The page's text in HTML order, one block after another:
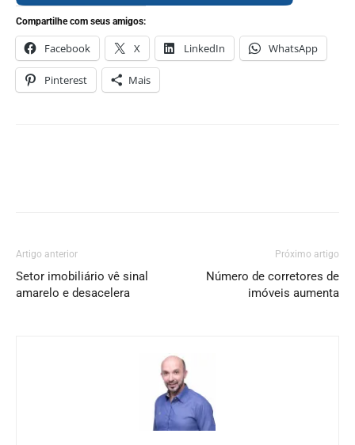
Compartilhe com seus amigos:
Facebook X LinkedIn WhatsApp
Pinterest Mais
Artigo anterior
Setor imobiliário vê sinal
amarelo e desacelera
Próximo artigo
Número de corretores de
imóveis aumenta